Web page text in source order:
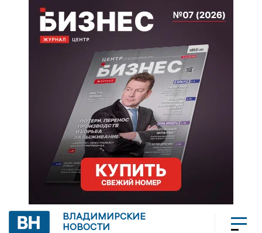
ВЛАДИМИРСКИЕ
НОВОСТИ